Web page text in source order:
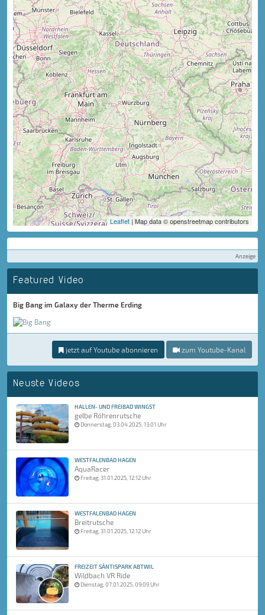
Leaflet | Map data © openstreetmap contributors
Anzeige
Featured Video
Big Bang im Galaxy der Therme Erding
jetzt auf Youtube abonnieren zum Youtube-Kanal
Neuste Videos
HALLEN- UND FREIBAD WINGST
gelbe Röhrenrutsche
Donnerstag, 03.04.2025, 13:01 Uhr
WESTFALENBAD HAGEN
AquaRacer
Freitag, 31.01.2025, 12:12 Uhr
WESTFALENBAD HAGEN
Breitrutsche
Freitag, 31.01.2025, 12:12 Uhr
FREIZEIT SÄNTISPARK ABTWIL
Wildbach VR Ride
Dienstag, 07.01.2025, 09:09 Uhr